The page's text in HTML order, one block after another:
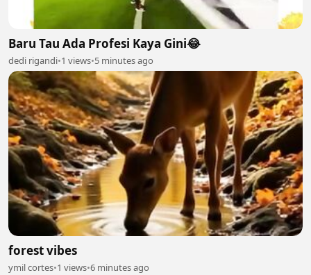
Baru Tau Ada Profesi Kaya Gini😂
dedi rigandi•1 views•5 minutes ago
forest vibes
ymil cortes•1 views•6 minutes ago